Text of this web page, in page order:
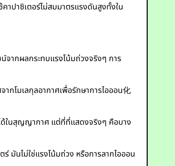
าปาซิเตอร์ไม่สมมาตรแรงดันสูงทั้งใน
จากผลกระทบแรงโน้มถ่วงจริงๆ การ
โมเลกุลอากาศเพื่อรักษาการไอออน化
ด้ในสุญญากาศ แต่ที่ที่แสดงจริงๆ คือบาง
มันไม่ใช่แรงโน้มถ่วง หรือการลากไอออน